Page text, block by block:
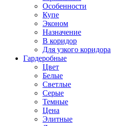
Особенности
Купе
Эконом
Назначение
В коридор
Для узкого коридора
Гардеробные
Цвет
Белые
Светлые
Серые
Темные
Цена
Элитные